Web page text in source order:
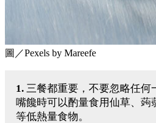
圖／Pexels by Mareefe
1. 三餐都重要，不要忽略任何
嘴饞時可以酌量食用仙草、蒟
等低熱量食物。